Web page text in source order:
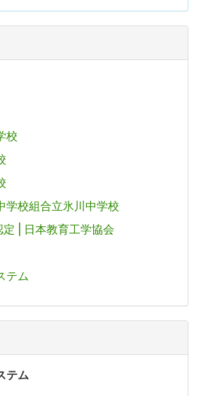
校
学校組合立氷川中学校
| 日本教育工学協会
テム
テム